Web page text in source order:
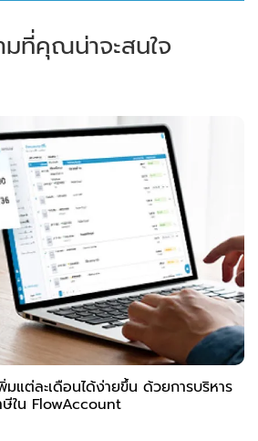
ที่คุณน่าจะสนใจ
แต่ละเดือนได้ง่ายขึ้น ด้วยการบริหาร
ใน FlowAccount